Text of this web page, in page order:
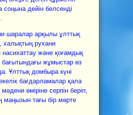
соңына дейін белсенді
шаралар арқылы ұлттық
халықтың рухани
және қоғамдық
бағытындағы жұмыстар өз
Ұлттық домбыра күні
бағдарламалар қала
өміріне серпін беріп,
маңызын тағы бір мәрте